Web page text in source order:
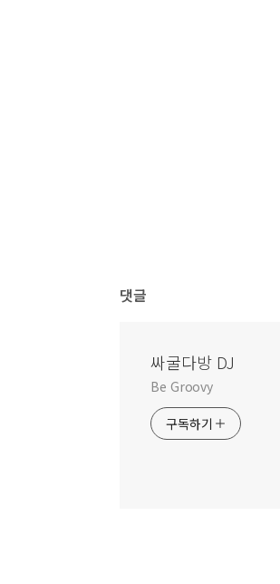
댓글
싸굴다방 DJ
Be Groovy
구독하기